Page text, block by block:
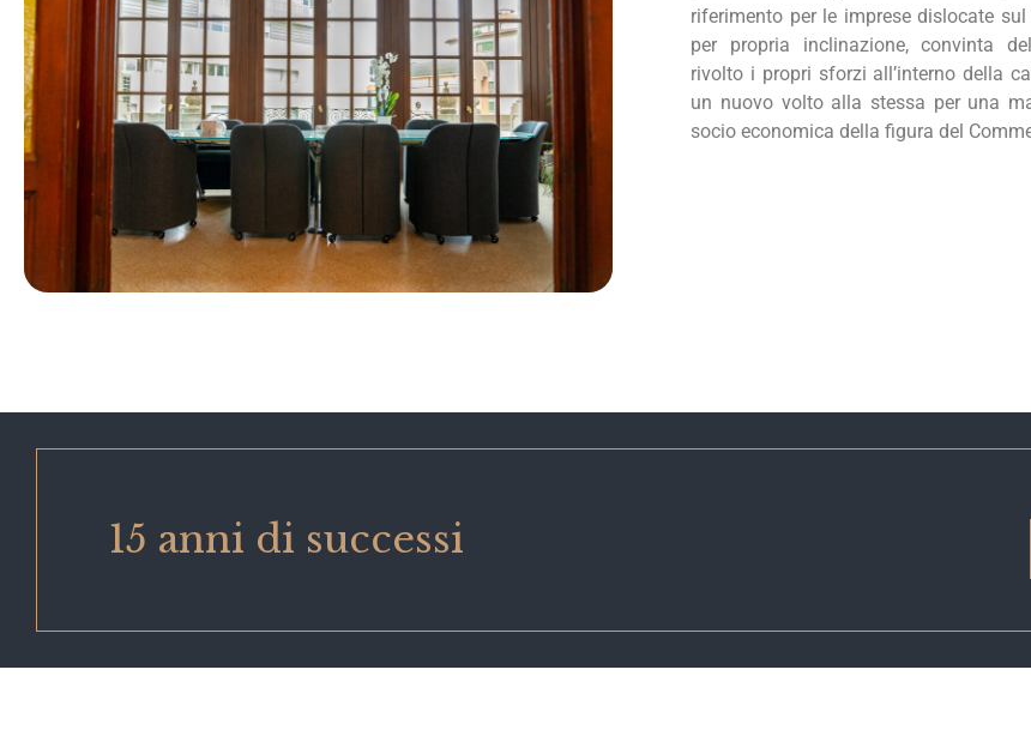
riferimento per le imprese dislocate
per propria inclinazione, convinta
rivolto i propri sforzi all’interno della
un nuovo volto alla stessa per una
socio economica della figura del
15 anni di successi